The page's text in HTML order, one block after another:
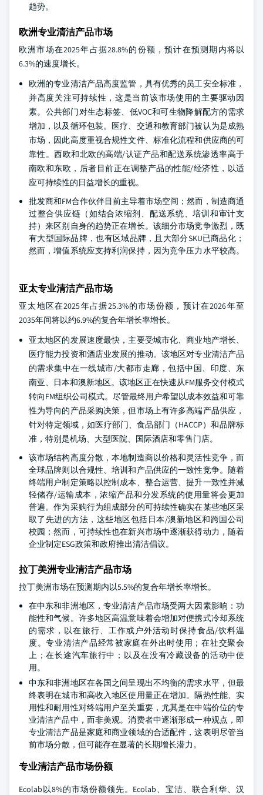
趋势。
欧洲专业清洁产品市场
欧洲市场在2025年占据28.8%的份额，预计在预测期内将以
6.3%的速度增长。
欧洲的专业清洁产品高度监管，具有优秀的员工安全标准，
并高度关注可持续性，这是当前该市场使用的主要驱动因
素。公共部门对生态标签、低VOC和可生物降解配方的需求
增加，以及循环包装。医疗、交通和教育部门被认为是成熟
市场，因此高度重视合规性文件、标准化流程和供应商的可
靠性。西欧和北欧的高端/认证产品和配送系统渗透率高于
南欧和东欧，后者目前正在调整产品的性能/经济性，以适
应可持续性的日益增长的重视。
批发商和FM合作伙伴目前主导着市场空间；然而，制造商通
过整合供应链（如结合浓缩剂、配送系统、培训和审计支
持）来区别自身的趋势正在增长。该细分市场竞争激烈，既
有大型国际品牌，也有区域品牌，且大部分SKU已商品化；
然而，增值系统应支持利润保持，因为竞争压力水平较高。
亚太专业清洁产品市场
亚太地区在2025年占据25.3%的市场份额，预计在2026年至
2035年间将以约6.9%的复合年增长率增长。
亚太地区的发展速度最快，主要受城市化、商业地产增长、
医疗能力投资和酒店业发展的推动。该地区对专业清洁产品
的需求集中在一线城市/大都市走廊，包括中国、印度、东
南亚、日本和澳新地区。该地区正在快速从FM服务交付模式
转向FM组织公司模式。尽管最终用户希望以成本效益和可靠
性为导向的产品采购决策，但市场上有许多高端产品供应，
针对特定领域，如医疗部门、食品部门（HACCP）和品牌标
准，特别是机场、大型医院、国际酒店和零售门店。
该市场结构高度分散，本地制造商以价格和灵活性竞争，而
全球品牌则以合规性、培训和产品供应的一致性竞争。随着
终端用户制定策略以控制成本、整合运营、提升一致性并减
轻储存/运输成本，浓缩产品和分发系统的使用量将会更加
普遍。作为采购行为组成部分的可持续性确实在某些地区采
取了先进的方法，这些地区包括日本/澳新地区和跨国公司
校园；然而，可持续性也在新兴市场中逐渐获得动力，随着
企业制定ESG政策和政府推出清洁倡议。
拉丁美洲专业清洁产品市场
拉丁美洲市场在预测期内以5.5%的复合年增长率增长。
在中东和非洲地区，专业清洁产品市场受两大因素影响：功
能性和气候。许多地区高温意味着会增加对便携式冷却系统
的需求，以在旅行、工作或户外活动时保持食品/饮料温
度。专业清洁产品经常被家庭在外出时使用；在社交聚会
上；在长途汽车旅行中；以及在没有冷藏设备的活动中使
用。
中东和非洲地区在各国之间呈现出不均衡的需求水平，但最
终表明在城市和高收入地区使用量正在增加。隔热性能、实
用性和耐用性对终端用户至关重要，尤其是在中端价位的专
业清洁产品中，而非美观。消费者中逐渐形成一种观点，即
专业清洁产品是家庭和商业领域的合适配件，这表明尽管当
前市场分散，但可能存在显著的长期增长潜力。
专业清洁产品市场份额
Ecolab以8%的市场份额领先。Ecolab、宝洁、联合利华、汉